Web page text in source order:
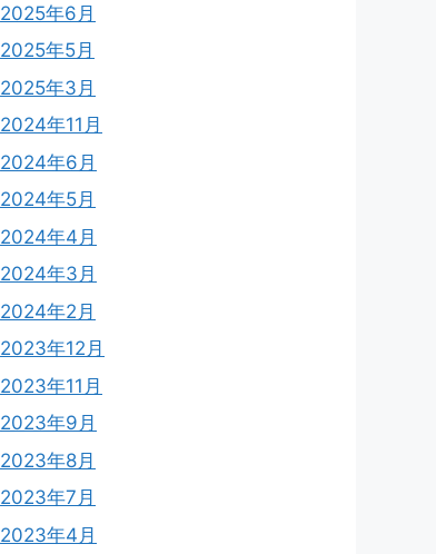
2025年6月
2025年5月
2025年3月
2024年11月
2024年6月
2024年5月
2024年4月
2024年3月
2024年2月
2023年12月
2023年11月
2023年9月
2023年8月
2023年7月
2023年4月